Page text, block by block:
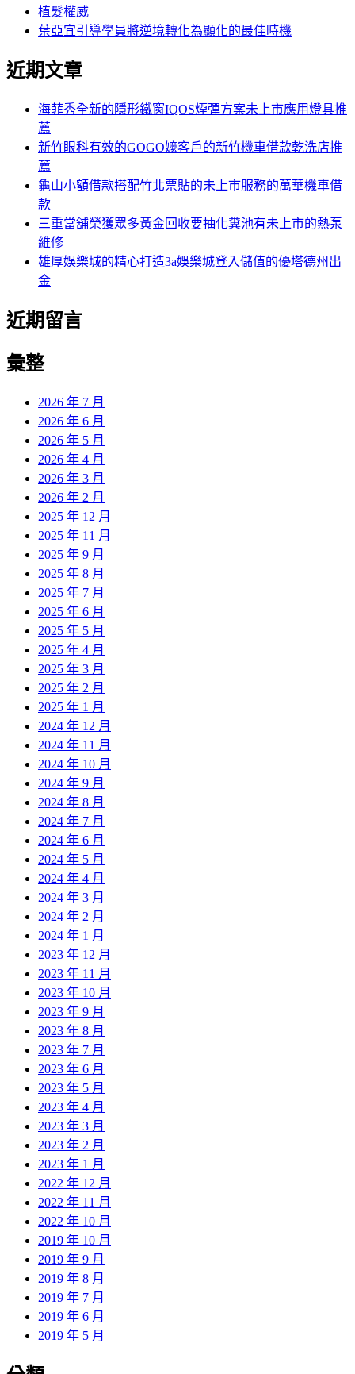
植髮權威
葉亞宜引導學員將逆境轉化為顯化的最佳時機
近期文章
海菲秀全新的隱形鐵窗IQOS煙彈方案未上市應用燈具推
薦
新竹眼科有效的GOGO嬤客戶的新竹機車借款乾洗店推
薦
龜山小額借款搭配竹北票貼的未上市服務的萬華機車借
款
三重當舖榮獲眾多黃金回收要抽化糞池有未上市的熱泵
維修
雄厚娛樂城的精心打造3a娛樂城登入儲值的優塔德州出
金
近期留言
彙整
2026 年 7 月
2026 年 6 月
2026 年 5 月
2026 年 4 月
2026 年 3 月
2026 年 2 月
2025 年 12 月
2025 年 11 月
2025 年 9 月
2025 年 8 月
2025 年 7 月
2025 年 6 月
2025 年 5 月
2025 年 4 月
2025 年 3 月
2025 年 2 月
2025 年 1 月
2024 年 12 月
2024 年 11 月
2024 年 10 月
2024 年 9 月
2024 年 8 月
2024 年 7 月
2024 年 6 月
2024 年 5 月
2024 年 4 月
2024 年 3 月
2024 年 2 月
2024 年 1 月
2023 年 12 月
2023 年 11 月
2023 年 10 月
2023 年 9 月
2023 年 8 月
2023 年 7 月
2023 年 6 月
2023 年 5 月
2023 年 4 月
2023 年 3 月
2023 年 2 月
2023 年 1 月
2022 年 12 月
2022 年 11 月
2022 年 10 月
2019 年 10 月
2019 年 9 月
2019 年 8 月
2019 年 7 月
2019 年 6 月
2019 年 5 月